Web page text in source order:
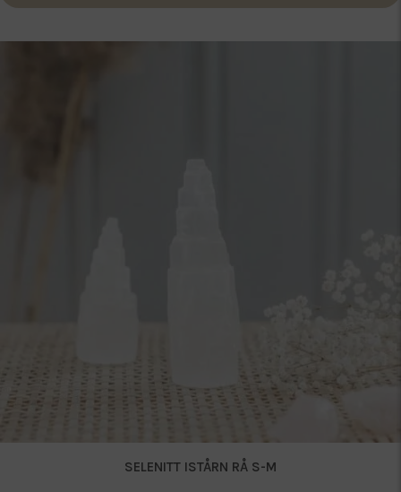
SELENITT ISTÅRN RÅ S-M